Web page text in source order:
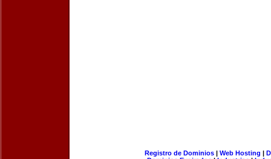
Registro de Dominios| Web Hosting |